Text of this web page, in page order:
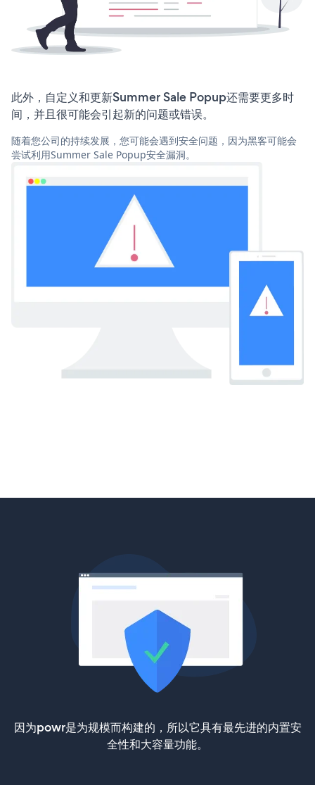
此外，自定义和更新Summer Sale Popup还需要更多时
间，并且很可能会引起新的问题或错误。
随着您公司的持续发展，您可能会遇到安全问题，因为黑客可能会
尝试利用Summer Sale Popup安全漏洞。
因为powr是为规模而构建的，所以它具有最先进的内置安
全性和大容量功能。